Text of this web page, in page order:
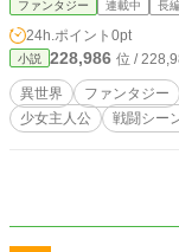
のよう
ファンタジー 連載中 長
24h.ポイント 0pt
小説 228,986 位 /
異世界 ファンタジー
少女主人公
戦闘シー